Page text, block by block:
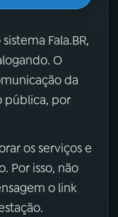
Fala.BR,
O
da
pública, por
os serviços e
Por isso, não
o link